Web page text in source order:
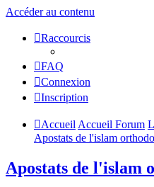
Accéder au contenu
Raccourcis
FAQ
Connexion
Inscription
Accueil Accueil Forum
Apostats de l'islam
Apostats de l'islam